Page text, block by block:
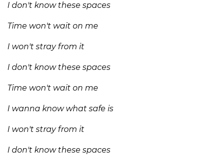
I don't know these spaces
Time won't wait on me
I won't stray from it
I don't know these spaces
Time won't wait on me
I wanna know what safe is
I won't stray from it
I don't know these spaces